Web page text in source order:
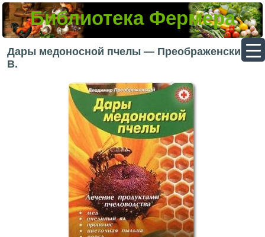
Библиотека Фермера
Дары медоносной пчелы — Преображенский
В.